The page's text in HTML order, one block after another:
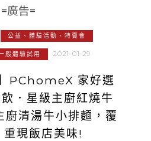
=廣告=
公益、體驗活動、特賣會
般體驗試用 2021-01-29
PChomeX 家好選
．星級主廚紅燒牛
廚清湯牛小排麵，覆
重現飯店美味!